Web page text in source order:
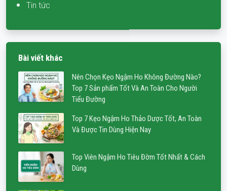
Tin tức
Bài viết khác
Nên Chọn Kẹo Ngậm Ho Không Đường Nào?
Top 7 Sản phẩm Tốt Và An Toàn Cho Người
Tiểu Đường
Top 7 Kẹo Ngậm Ho Thảo Dược Tốt, An Toàn
Và Được Tin Dùng Hiện Nay
Top Viên Ngậm Ho Tiêu Đờm Tốt Nhất & Cách
Dùng